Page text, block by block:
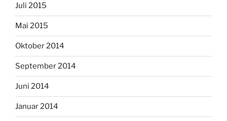
Juli 2015
Mai 2015
Oktober 2014
September 2014
Juni 2014
Januar 2014